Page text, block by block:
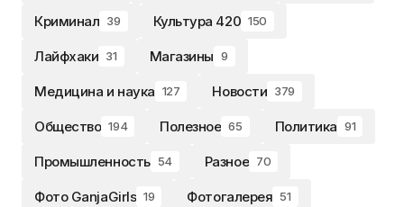
Криминал 39 Культура 420 150
Лайфхаки 31 Магазины 9
Медицина и наука 127 Новости 379
Общество 194 Полезное 65 Политика 91
Промышленность 54 Разное 70
Фото GanjaGirls 19 Фотогалерея 51